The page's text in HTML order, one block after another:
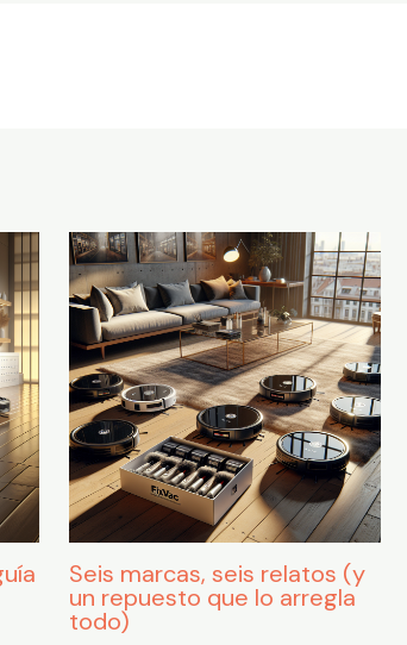
Seis marcas, seis relatos (y
un repuesto que lo arregla
todo)